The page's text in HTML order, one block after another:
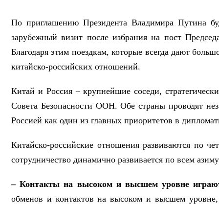
По приглашению Президента Владимира Путина
зарубежный визит после избрания на пост
Благодаря этим поездкам, которые всегда дают
китайско-российских отношений.
Китай и Россия – крупнейшие соседи,
Совета Безопасности ООН. Обе страны проводят
Россией как один из главных приоритетов в
Китайско-российские отношения развиваются по
сотрудничество динамично развивается по всем
– Контакты на высоком и высшем уровне
обменов и контактов на высоком и высшем уровне,